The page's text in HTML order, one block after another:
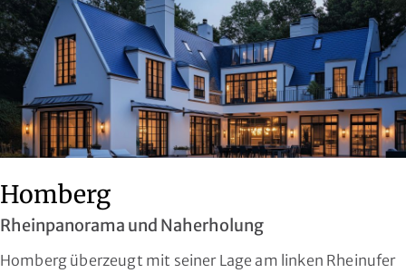
Homberg
Rheinpanorama und Naherholung
Homberg überzeugt mit seiner Lage am linken Rheinufer